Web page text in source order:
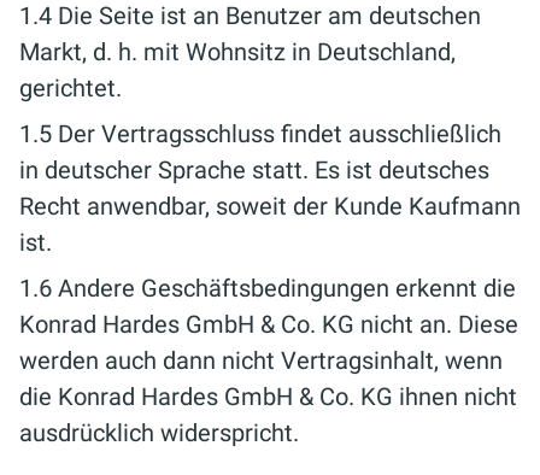
1.4 Die Seite ist an Benutzer am deutschen
Markt, d. h. mit Wohnsitz in Deutschland,
gerichtet.
1.5 Der Vertragsschluss findet ausschließlich
in deutscher Sprache statt. Es ist deutsches
Recht anwendbar, soweit der Kunde Kaufmann
ist.
1.6 Andere Geschäftsbedingungen erkennt die
Konrad Hardes GmbH & Co. KG nicht an. Diese
werden auch dann nicht Vertragsinhalt, wenn
die Konrad Hardes GmbH & Co. KG ihnen nicht
ausdrücklich widerspricht.